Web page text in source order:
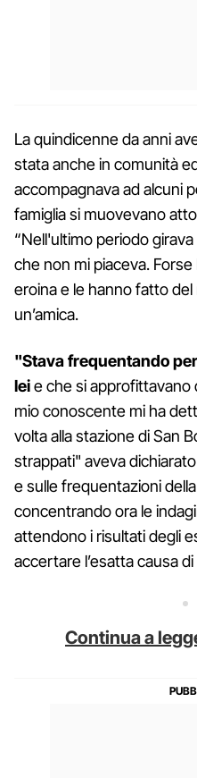
La quindicenne da anni
stata anche in comunità
accompagnava ad alcuni
famiglia si muovevano
“Nell'ultimo periodo
che non mi piaceva.
eroina e le hanno fatto
un’amica.
"Stava frequentando
leie che si approfittavano
mio conoscente mi ha
volta alla stazione di San
strappati" aveva
e sulle frequentazioni
concentrando ora le
attendono i risultati degli
accertare l’esatta causa
Continua a